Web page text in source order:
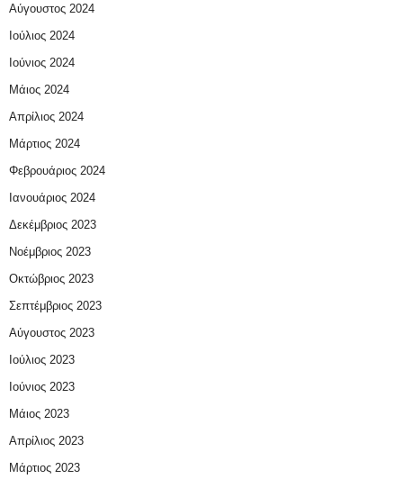
Αύγουστος 2024
Ιούλιος 2024
Ιούνιος 2024
Μάιος 2024
Απρίλιος 2024
Μάρτιος 2024
Φεβρουάριος 2024
Ιανουάριος 2024
Δεκέμβριος 2023
Νοέμβριος 2023
Οκτώβριος 2023
Σεπτέμβριος 2023
Αύγουστος 2023
Ιούλιος 2023
Ιούνιος 2023
Μάιος 2023
Απρίλιος 2023
Μάρτιος 2023